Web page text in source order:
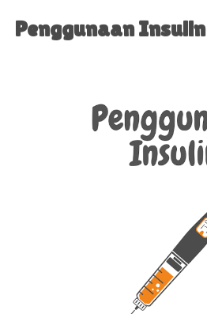
Penggunaan Insulin